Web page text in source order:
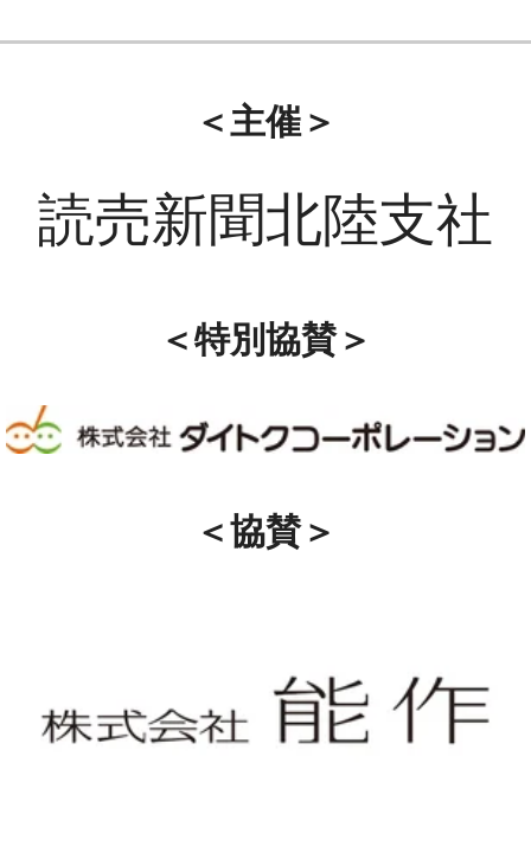
＜主催＞
読売新聞北陸支社
＜特別協賛＞
株式会社ダイトクコーポレーションHP
＜協賛＞
株式会社能作HP